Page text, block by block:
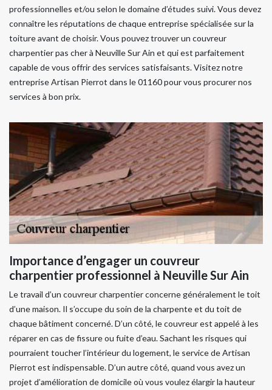
professionnelles et/ou selon le domaine d’études suivi. Vous devez
connaître les réputations de chaque entreprise spécialisée sur la
toiture avant de choisir. Vous pouvez trouver un couvreur
charpentier pas cher à Neuville Sur Ain et qui est parfaitement
capable de vous offrir des services satisfaisants. Visitez notre
entreprise Artisan Pierrot dans le 01160 pour vous procurer nos
services à bon prix.
Importance d’engager un couvreur
charpentier professionnel à Neuville Sur Ain
Le travail d’un couvreur charpentier concerne généralement le toit
d’une maison. Il s’occupe du soin de la charpente et du toit de
chaque bâtiment concerné. D’un côté, le couvreur est appelé à les
réparer en cas de fissure ou fuite d’eau. Sachant les risques qui
pourraient toucher l’intérieur du logement, le service de Artisan
Pierrot est indispensable. D’un autre côté, quand vous avez un
projet d’amélioration de domicile où vous voulez élargir la hauteur